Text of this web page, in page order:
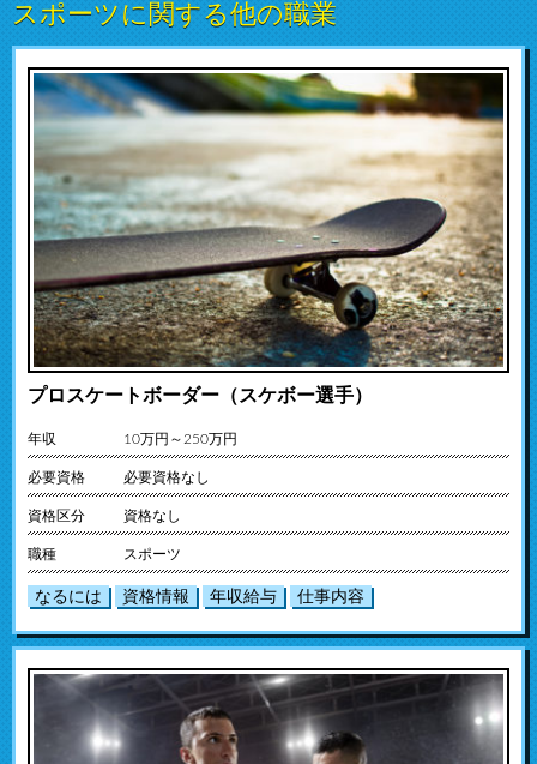
スポーツに関する他の職業
プロスケートボーダー（スケボー選手）
年収 10万円～250万円
必要資格 必要資格なし
資格区分 資格なし
職種 スポーツ
なるには 資格情報 年収給与 仕事内容